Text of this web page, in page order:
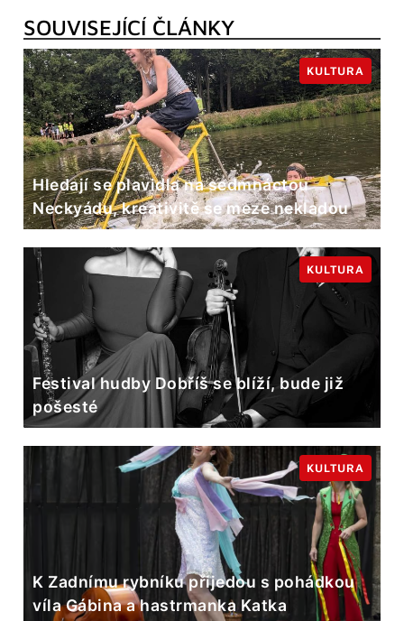
SOUVISEJÍCÍ ČLÁNKY
Hledají se plavidla na sedmnáctou
Neckyádu, kreativitě se meze nekladou
KULTURA
Festival hudby Dobříš se blíží, bude již
pošesté
KULTURA
K Zadnímu rybníku přijedou s pohádkou
víla Gábina a hastrmanka Katka
KULTURA